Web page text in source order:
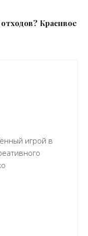
Красивое
игрой в